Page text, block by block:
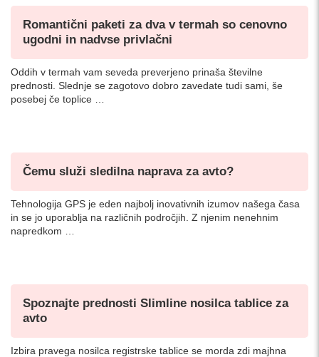
Romantični paketi za dva v termah so cenovno
ugodni in nadvse privlačni
Oddih v termah vam seveda preverjeno prinaša številne
prednosti. Slednje se zagotovo dobro zavedate tudi sami, še
posebej če toplice …
Čemu služi sledilna naprava za avto?
Tehnologija GPS je eden najbolj inovativnih izumov našega časa
in se jo uporablja na različnih področjih. Z njenim nenehnim
napredkom …
Spoznajte prednosti Slimline nosilca tablice za
avto
Izbira pravega nosilca registrske tablice se morda zdi majhna